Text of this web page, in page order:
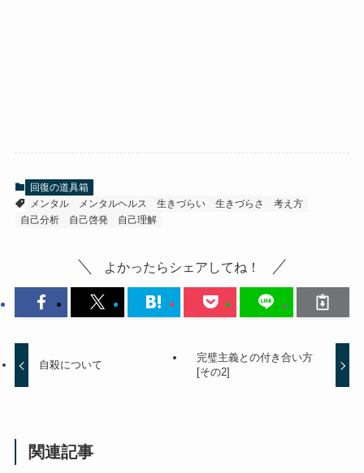
回復の道具箱
メンタル
メンタルヘルス 生きづらい 生きづらさ
考え方
自己分析
自己啓発 自己理解
よかったらシェアしてね！
自殺について
完璧主義との付き合い方
[その2]
関連記事